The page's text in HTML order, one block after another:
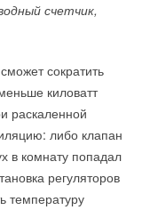
счетчик,
сократить
киловатт
раскаленной
либо клапан
в комнату попадал
регуляторов
температуру